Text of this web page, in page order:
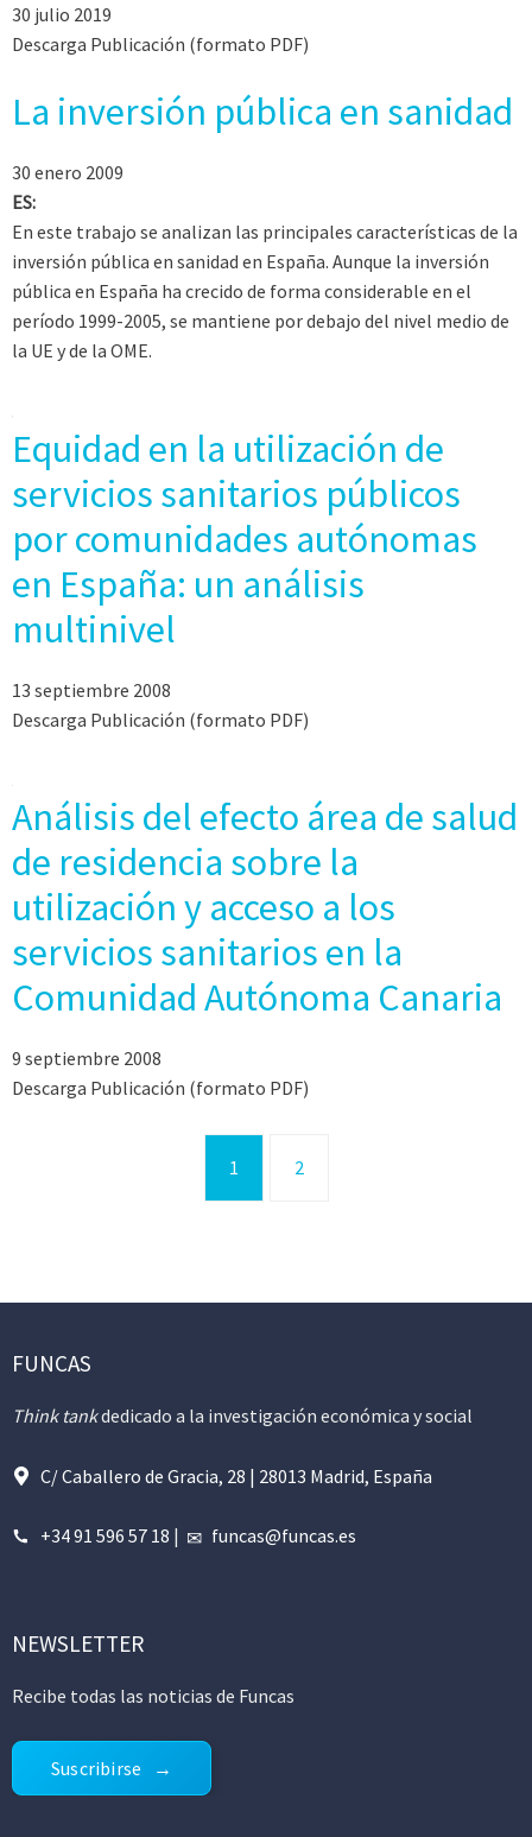
30 julio 2019
Descarga Publicación (formato PDF)
La inversión pública en sanidad
30 enero 2009
ES:
En este trabajo se analizan las principales características de la
inversión pública en sanidad en España. Aunque la inversión
pública en España ha crecido de forma considerable en el
período 1999-2005, se mantiene por debajo del nivel medio de
la UE y de la OME.
Equidad en la utilización de
servicios sanitarios públicos
por comunidades autónomas
en España: un análisis
multinivel
13 septiembre 2008
Descarga Publicación (formato PDF)
Análisis del efecto área de salud
de residencia sobre la
utilización y acceso a los
servicios sanitarios en la
Comunidad Autónoma Canaria
9 septiembre 2008
Descarga Publicación (formato PDF)
1 2
FUNCAS
Think tankdedicado a la investigación económica y social
C/ Caballero de Gracia, 28 | 28013 Madrid, España
+34 91 596 57 18 | funcas@funcas.es
NEWSLETTER
Recibe todas las noticias de Funcas
Suscribirse